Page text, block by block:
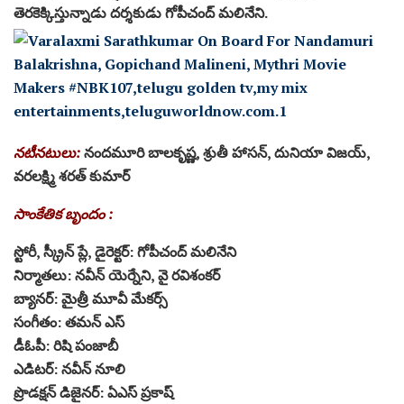
తెర‌కెక్కిస్తున్నాడు దర్శకుడు గోపీచంద్ మలినేని.
నటీనటులు:నందమూరి బాలకృష్ణ, శ్రుతీ హాసన్, దునియా విజ‌య్,
వ‌ర‌లక్ష్మి శ‌ర‌త్ కుమార్‌
సాంకేతిక బృందం :
స్టోరీ, స్క్రీన్ ప్లే, డైరెక్టర్: గోపీచంద్ మలినేని
నిర్మాతలు: నవీన్ యెర్నేని, వై రవిశంకర్
బ్యానర్: మైత్రీ మూవీ మేకర్స్
సంగీతం: తమన్ ఎస్
డీఓపీ: రిషి పంజాబీ
ఎడిటర్: నవీన్ నూలి
ప్రొడక్షన్ డిజైనర్: ఏఎస్ ప్రకాష్